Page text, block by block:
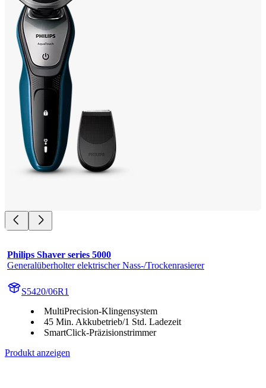
Philips Shaver series 5000
Generalüberholter elektrischer Nass-/Trockenrasierer
S5420/06R1
MultiPrecision-Klingensystem
45 Min. Akkubetrieb/1 Std. Ladezeit
SmartClick-Präzisionstrimmer
Produkt anzeigen